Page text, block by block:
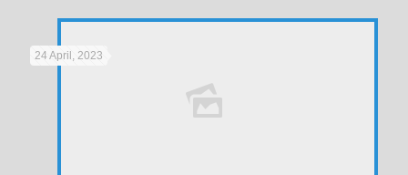
24 April, 2023